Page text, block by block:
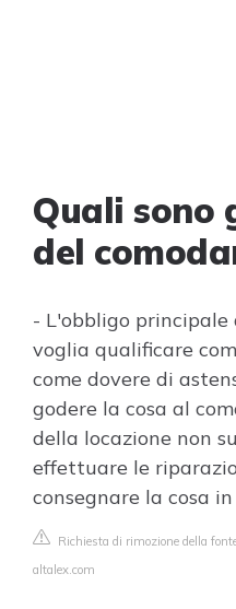
Quali sono
del
- L'obbligo principale
voglia qualificare
come dovere di
godere la cosa al
della locazione non
effettuare le
consegnare la cosa
Richiesta di rimozione della
altalex.com